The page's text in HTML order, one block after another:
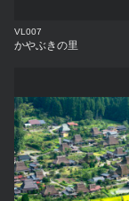
VL007
かやぶきの里